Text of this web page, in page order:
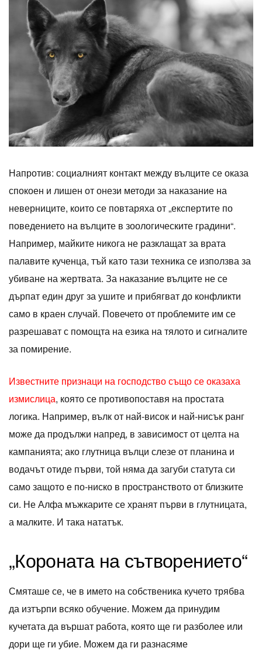
Напротив: социалният контакт между вълците се оказа
спокоен и лишен от онези методи за наказание на
неверниците, които се повтаряха от „експертите по
поведението на вълците в зоологическите градини“.
Например, майките никога не разклащат за врата
палавите кученца, тъй като тази техника се използва за
убиване на жертвата. За наказание вълците не се
дърпат един друг за ушите и прибягват до конфликти
само в краен случай. Повечето от проблемите им се
разрешават с помощта на езика на тялото и сигналите
за помирение.
Известните признаци на господство също се оказаха
измислица, която се противопоставя на простата
логика. Например, вълк от най-висок и най-нисък ранг
може да продължи напред, в зависимост от целта на
кампанията; ако глутница вълци слезе от планина и
водачът отиде първи, той няма да загуби статута си
само защото е по-ниско в пространството от близките
си. Не Алфа мъжкарите се хранят първи в глутницата,
а малките. И така нататък.
„Короната на сътворението“
Смяташе се, че в името на собственика кучето трябва
да изтърпи всяко обучение. Можем да принудим
кучетата да вършат работа, която ще ги разболее или
дори ще ги убие. Можем да ги разнасяме